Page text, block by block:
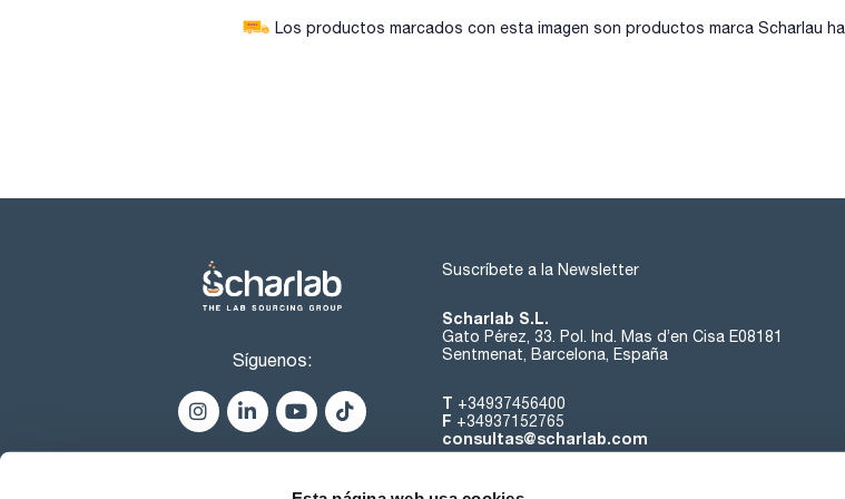
Los productos marcados con esta imagen son productos marca Scharlau
Síguenos:
Suscríbete a la Newsletter
Scharlab S.L.
Gato Pérez, 33. Pol. Ind. Mas d’en Cisa E08181
Sentmenat, Barcelona, España
T +34937456400
F +34937152765
consultas@scharlab.com